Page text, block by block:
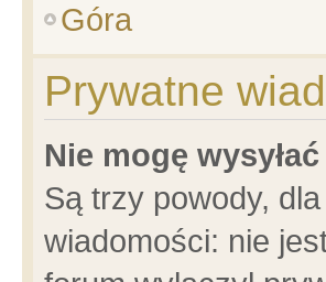
Góra
Prywatne
Nie mogę
Są trzy powody,
wiadomości: nie